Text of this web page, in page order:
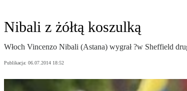
Nibali z żółtą koszulką
Włoch Vincenzo Nibali (Astana) wygrał ?w Sheffield
Publikacja: 06.07.2014 18:52